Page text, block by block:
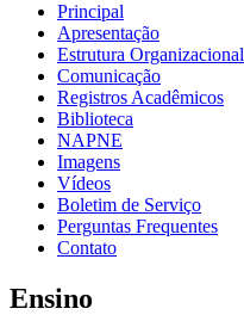
Principal
Apresentação
Estrutura Organizacional
Comunicação
Registros Acadêmicos
Biblioteca
NAPNE
Imagens
Vídeos
Boletim de Serviço
Perguntas Frequentes
Contato
Ensino